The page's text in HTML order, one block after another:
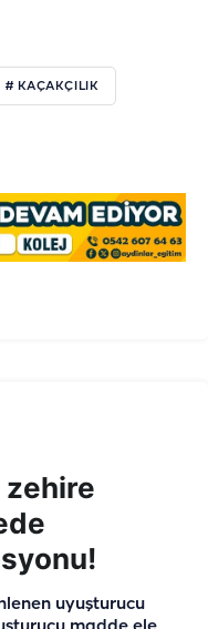
# KAÇAKÇILIK
zehire
uyuşturucu